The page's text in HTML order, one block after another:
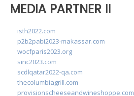
MEDIA PARTNER II
isth2022.com
p2b2pabi2023-makassar.com
wocfparis2023.org
sinc2023.com
scdlqatar2022-qa.com
thecolumbiagrill.com
provisionscheeseandwineshoppe.com